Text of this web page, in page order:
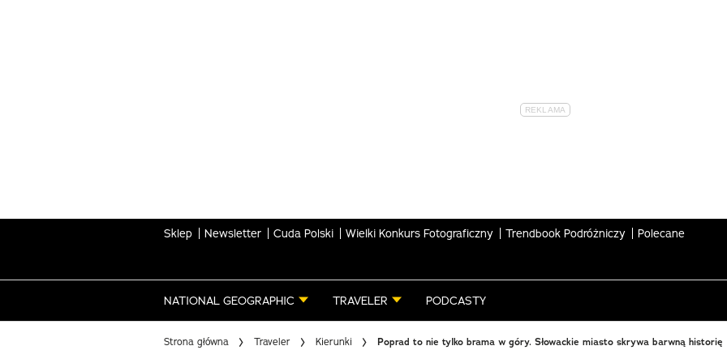
Sklep Newsletter Cuda Polski Wielki Konkurs Fotograficzny Trendbook Podróżniczy Polecane
NATIONAL GEOGRAPHIC TRAVELER PODCASTY
Strona główna Traveler Kierunki Poprad to nie tylko brama w góry. Słowackie miasto skrywa barwną historię